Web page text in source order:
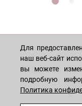
МАГАЗИН
Лицо
Мужчинам
Для
наш веб-сайт
вы можете
подробную
Политика